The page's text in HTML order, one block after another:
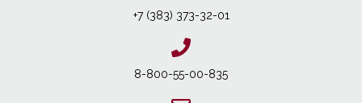
+7 (383) 373-32-01
8-800-55-00-835